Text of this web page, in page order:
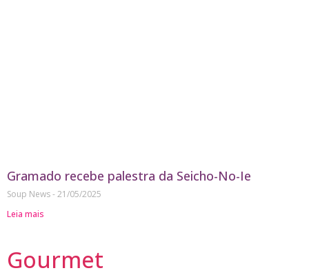
Gramado recebe palestra da Seicho-No-Ie
Soup News 21/05/2025
Leia mais
Gourmet